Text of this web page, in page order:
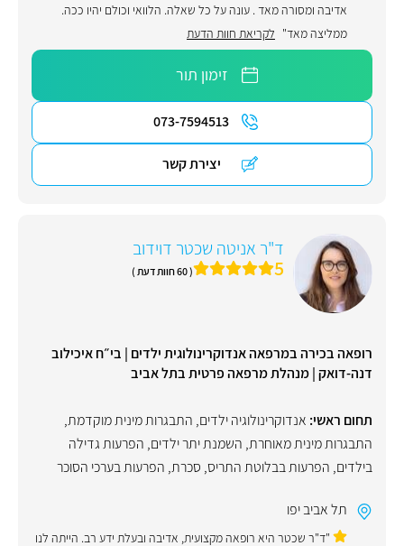
אדיבה ומסורה מאד . עונה על כל שאלה. הלוואי וכולם יהיו ככה.
ממליצה מאד" לקריאת חוות הדעת
זימון תור
073-7594513
יצירת קשר
ד"ר אניטה שכטר דוידוב
5 ( 60 חוות דעת )
רופאה בכירה במרפאה אנדוקרינולוגית ילדים | בי״ח איכילוב
דנה-דואק | מנהלת מרפאה פרטית בתל אביב
תחום ראשי: אנדוקרינולוגיה ילדים, התבגרות מינית מוקדמת,
התבגרות מינית מאוחרת, השמנת יתר ילדים, הפרעות גדילה
בילדים, הפרעות בבלוטת התריס, סכרת, הפרעות בערכי הסוכר
תל אביב יפו
"ד"ר שכטר היא רופאה מקצועית, אדיבה ובעלת ידע רב. הייתה לנו